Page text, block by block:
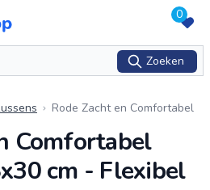
0
Zoeken
Rode Zacht en Comfortabel
el en Allergievrij
Comfortabel
cm - Flexibel